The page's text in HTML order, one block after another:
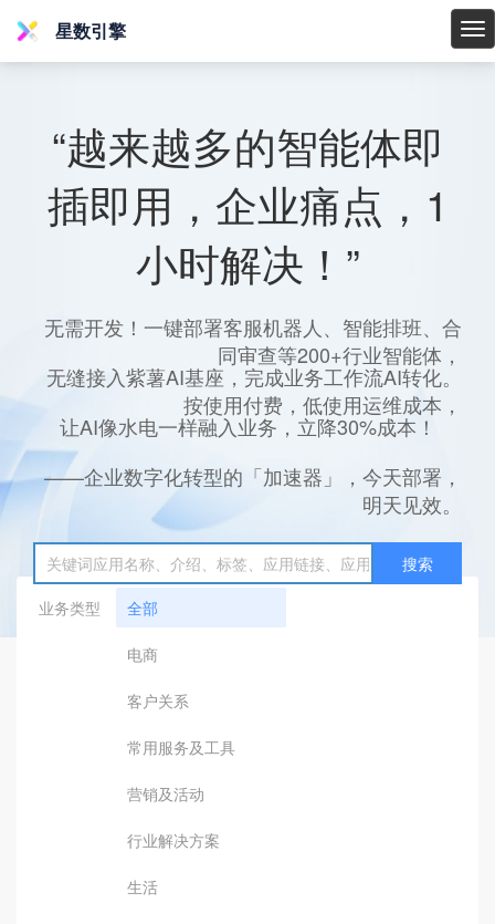
星
星数引擎
“越来越多的智能体即
插即用，企业痛点，1
小时解决！”
无需开发！一键部署客服机器人、智能排班、合
同审查等200+行业智能体，
无缝接入紫薯AI基座，完成业务工作流AI转化。
按使用付费，低使用运维成本，
让AI像水电一样融入业务，立降30%成本！
——企业数字化转型的「加速器」，今天部署，
明天见效。
搜索
业务类型
全部
电商
客户关系
常用服务及工具
营销及活动
行业解决方案
生活